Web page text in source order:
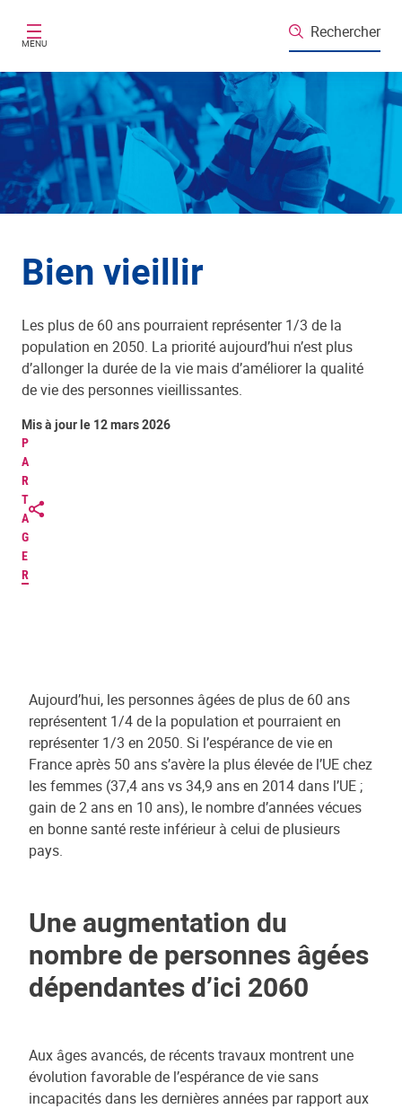
MENU
Rechercher
Bien vieillir
Les plus de 60 ans pourraient représenter 1/3 de la
population en 2050. La priorité aujourd’hui n’est plus
d’allonger la durée de la vie mais d’améliorer la qualité
de vie des personnes vieillissantes.
P
A
R
T
A
G
E
R
Mis à jour le 12 mars 2026
Aujourd’hui, les personnes âgées de plus de 60 ans
représentent 1/4 de la population et pourraient en
représenter 1/3 en 2050. Si l’espérance de vie en
France après 50 ans s’avère la plus élevée de l’UE chez
les femmes (37,4 ans vs 34,9 ans en 2014 dans l’UE ;
gain de 2 ans en 10 ans), le nombre d’années vécues
en bonne santé reste inférieur à celui de plusieurs
pays.
Une augmentation du
nombre de personnes âgées
dépendantes d’ici 2060
Aux âges avancés, de récents travaux montrent une
évolution favorable de l’espérance de vie sans
incapacités dans les dernières années par rapport aux